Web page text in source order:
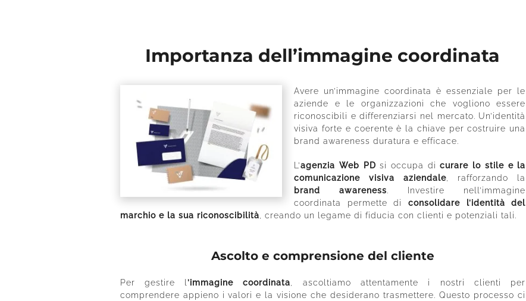
Importanza dell’immagine coordinata
Avere un’immagine coordinata è essenziale per le
aziende e le organizzazioni che vogliono essere
riconoscibili e differenziarsi nel mercato. Un’identità
visiva forte e coerente è la chiave per costruire una
brand awareness duratura e efficace.
L’agenzia Web PD si occupa dicurare lo stile e la
comunicazione visiva aziendale , rafforzando la
brand awareness . Investire nell’immagine
coordinata permette diconsolidare l’identità del
marchio e la sua riconoscibilità , creando un legame di fiducia con clienti e potenziali tali.
Ascolto e comprensione del cliente
Per gestire l’immagine coordinata , ascoltiamo attentamente i nostri clienti per
comprendere appieno i valori e la visione che desiderano trasmettere. Questo processo ci